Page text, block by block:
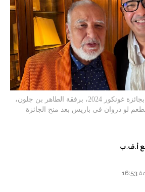
الكاتب كمال داود، الفائز بجائزة غونكور 2024، برفقة الطاهر بن جلون،
لو دروان في باريس بعد منح الجائزة